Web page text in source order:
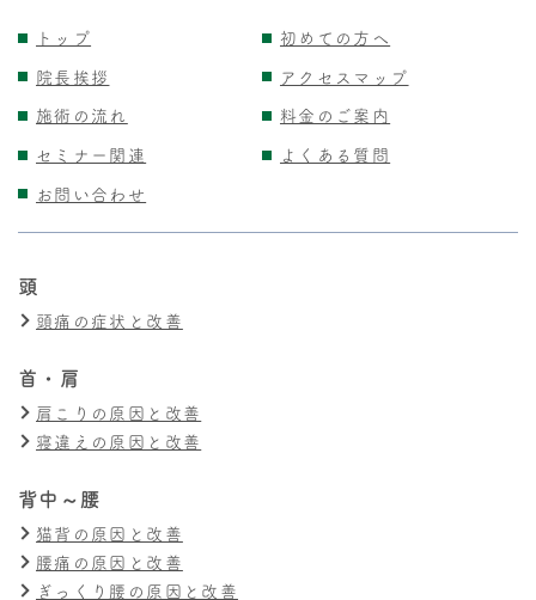
トップ
初めての方へ
院長挨拶
アクセスマップ
施術の流れ
料金のご案内
セミナー関連
よくある質問
お問い合わせ
頭
頭痛の症状と改善
首・肩
肩こりの原因と改善
寝違えの原因と改善
背中～腰
猫背の原因と改善
腰痛の原因と改善
ぎっくり腰の原因と改善